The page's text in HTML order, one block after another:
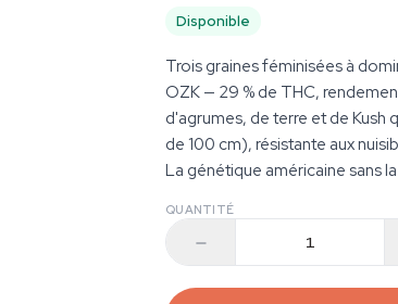
Disponible
Trois graines féminisées à
OZK — 29 % de THC,
d'agrumes, de terre et de Kush
de 100 cm), résistante aux
La génétique américaine sans
QUANTITÉ